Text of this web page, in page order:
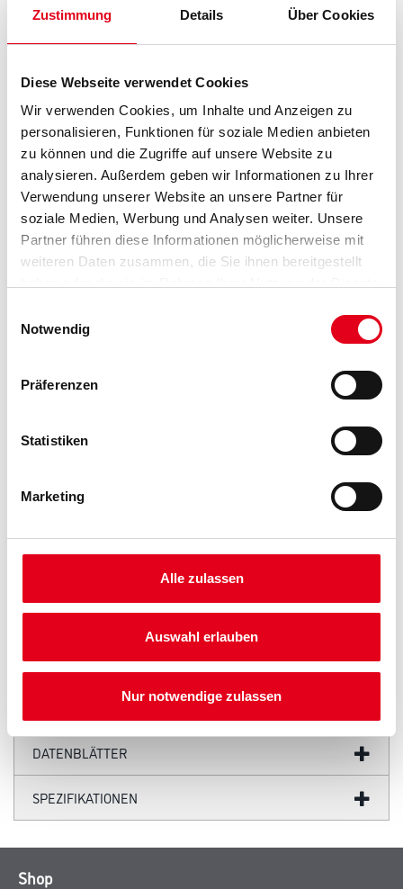
Zustimmung Details Über Cookies
Diese Webseite verwendet Cookies
Wir verwenden Cookies, um Inhalte und Anzeigen zu
personalisieren, Funktionen für soziale Medien anbieten
zu können und die Zugriffe auf unsere Website zu
analysieren. Außerdem geben wir Informationen zu Ihrer
Verwendung unserer Website an unsere Partner für
soziale Medien, Werbung und Analysen weiter. Unsere
Partner führen diese Informationen möglicherweise mit
weiteren Daten zusammen, die Sie ihnen bereitgestellt
Notwendig
Präferenzen
Statistiken
Marketing
Alle zulassen
Auswahl erlauben
Nur notwendige zulassen
Abschlussprofil aus Aluminium mit weißer Grundbeschichtung für Innen-
und Außenputze ab 10 mm. Abschlussprofile aus Aluminium
unter Fliesen, eingesetzt werden. In gewerblichen Küchen und
sonstigen Feuchträumen, Schwimm- und Hallenbädern sowie bei
Verwendung von Sanierputzen sind Edelstahlprofile einzubauen.
Länge in centimeter
Gebinde
ZUSATZINFOS
DATENBLÄTTER
SPEZIFIKATIONEN
Shop